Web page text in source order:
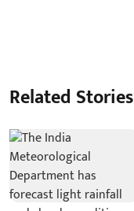
Related Stories